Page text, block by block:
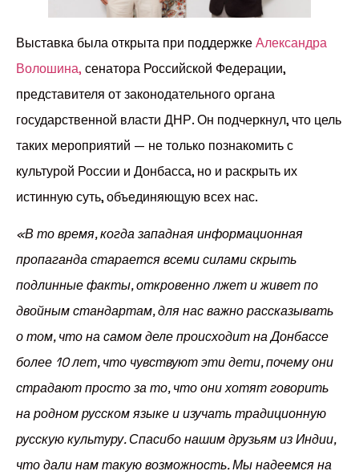
Выставка была открыта при поддержкеАлександра
Волошина, сенатора Российской Федерации,
представителя от законодательного органа
государственной власти ДНР. Он подчеркнул, что цель
таких мероприятий — не только познакомить с
культурой России и Донбасса, но и раскрыть их
истинную суть, объединяющую всех нас.
«В то время, когда западная информационная
пропаганда старается всеми силами скрыть
подлинные факты, откровенно лжет и живет по
двойным стандартам, для нас важно рассказывать
о том, что на самом деле происходит на Донбассе
более 10 лет, что чувствуют эти дети, почему они
страдают просто за то, что они хотят говорить
на родном русском языке и изучать традиционную
русскую культуру. Спасибо нашим друзьям из Индии,
что дали нам такую возможность. Мы надеемся на